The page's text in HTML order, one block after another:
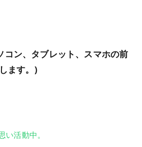
ン、タブレット、スマホの前
ます。)
活動中。